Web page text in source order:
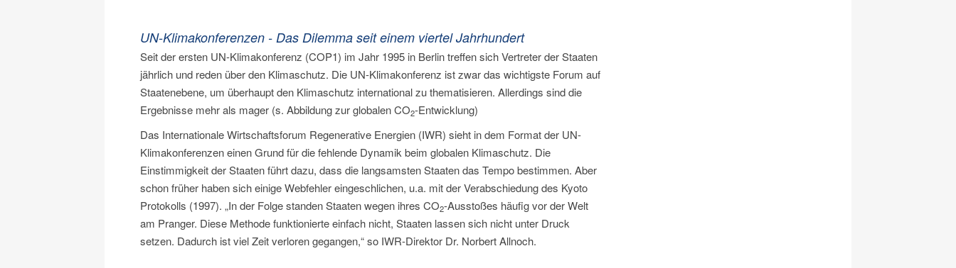
UN-Klimakonferenzen - Das Dilemma seit einem viertel Jahrhundert
Seit der ersten UN-Klimakonferenz (COP1) im Jahr 1995 in Berlin treffen sich Vertreter der Staaten
jährlich und reden über den Klimaschutz. Die UN-Klimakonferenz ist zwar das wichtigste Forum auf
Staatenebene, um überhaupt den Klimaschutz international zu thematisieren. Allerdings sind die
Ergebnisse mehr als mager (s. Abbildung zur globalen CO2-Entwicklung)
Das Internationale Wirtschaftsforum Regenerative Energien (IWR) sieht in dem Format der UN-
Klimakonferenzen einen Grund für die fehlende Dynamik beim globalen Klimaschutz. Die
Einstimmigkeit der Staaten führt dazu, dass die langsamsten Staaten das Tempo bestimmen. Aber
schon früher haben sich einige Webfehler eingeschlichen, u.a. mit der Verabschiedung des Kyoto
Protokolls (1997). „In der Folge standen Staaten wegen ihres CO2-Ausstoßes häufig vor der Welt
am Pranger. Diese Methode funktionierte einfach nicht, Staaten lassen sich nicht unter Druck
setzen. Dadurch ist viel Zeit verloren gegangen,“ so IWR-Direktor Dr. Norbert Allnoch.